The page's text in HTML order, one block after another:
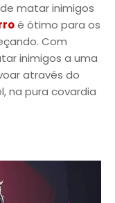
matar inimigos
é ótimo para os
Com
inimigos a uma
através do
na pura covardia